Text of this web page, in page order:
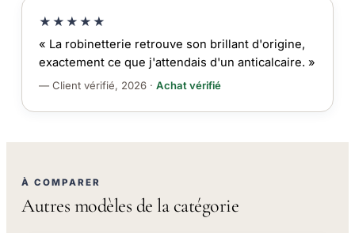
★★★★★
« La robinetterie retrouve son brillant d'origine,
exactement ce que j'attendais d'un anticalcaire. »
— Client vérifié, 2026 · Achat vérifié
À COMPARER
Autres modèles de la catégorie